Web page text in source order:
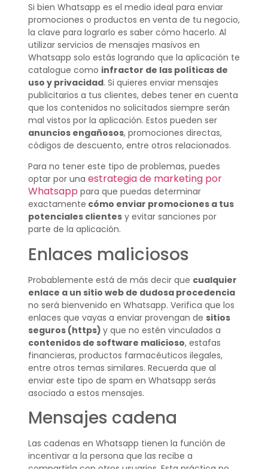
Si bien Whatsapp es el medio ideal para enviar
promociones o productos en venta de tu negocio,
la clave para lograrlo es saber cómo hacerlo. Al
utilizar servicios de mensajes masivos en
Whatsapp solo estás logrando que la aplicación te
catalogue como infractor de las políticas de
uso y privacidad. Si quieres enviar mensajes
publicitarios a tus clientes, debes tener en cuenta
que los contenidos no solicitados siempre serán
mal vistos por la aplicación. Estos pueden ser
anuncios engañosos, promociones directas,
códigos de descuento, entre otros relacionados.
Para no tener este tipo de problemas, puedes
optar por una estrategia de marketing por
Whatsapp para que puedas determinar
exactamente cómo enviar promociones a tus
potenciales clientesy evitar sanciones por
parte de la aplicación.
Enlaces maliciosos
Probablemente está de más decir que cualquier
enlace a un sitio web de dudosa procedencia
no será bienvenido en Whatsapp. Verifica que los
enlaces que vayas a enviar provengan de sitios
seguros (https) y que no estén vinculados a
contenidos de software malicioso, estafas
financieras, productos farmacéuticos ilegales,
entre otros temas similares. Recuerda que al
enviar este tipo de spam en Whatsapp serás
asociado a estos mensajes.
Mensajes cadena
Las cadenas en Whatsapp tienen la función de
incentivar a la persona que las recibe a